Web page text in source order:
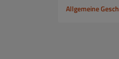
Allgemeine